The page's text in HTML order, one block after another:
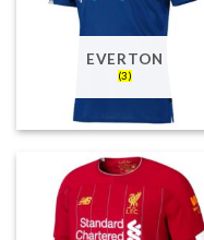
EVERTON
(3)